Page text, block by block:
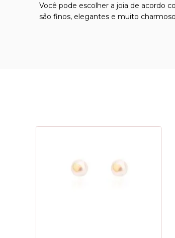
Você pode escolher a joia de acordo
são finos, elegantes e muito